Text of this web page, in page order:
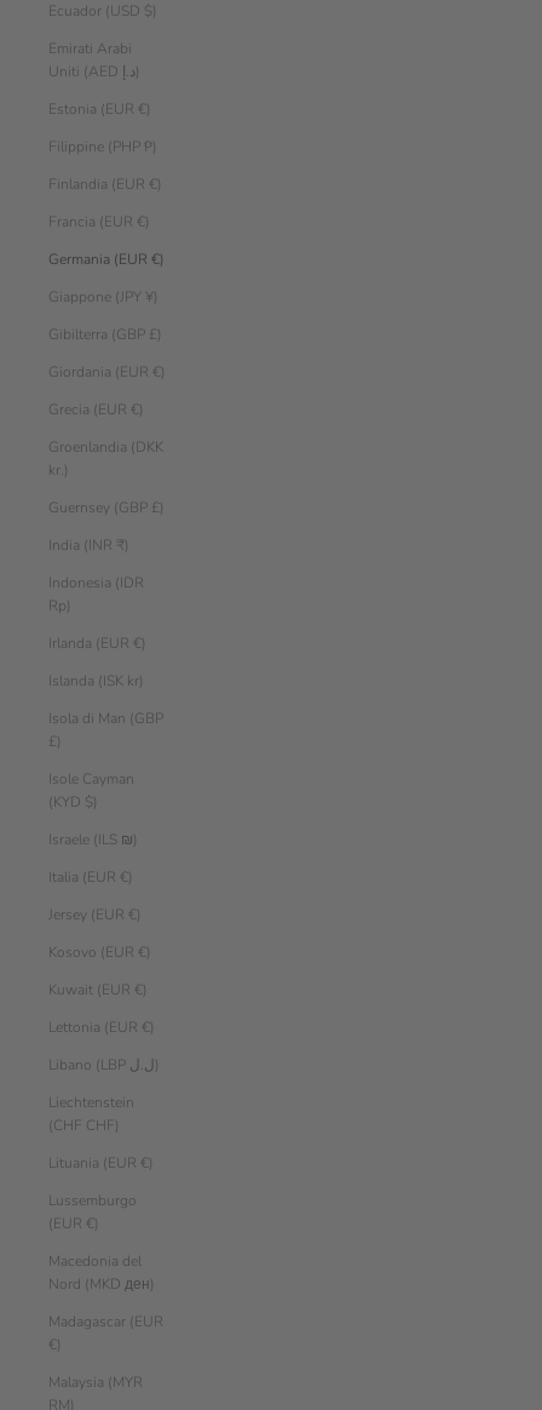
Ecuador (USD $)
Emirati Arabi
Uniti (AED د.إ)
Estonia (EUR €)
Filippine (PHP ₱)
Finlandia (EUR €)
Francia (EUR €)
Germania (EUR €)
Giappone (JPY ¥)
Gibilterra (GBP £)
Giordania (EUR €)
Grecia (EUR €)
Groenlandia (DKK
kr.)
Guernsey (GBP £)
India (INR ₹)
Indonesia (IDR
Rp)
Irlanda (EUR €)
Islanda (ISK kr)
Isola di Man (GBP
£)
Isole Cayman
(KYD $)
Israele (ILS ₪)
Italia (EUR €)
Jersey (EUR €)
Kosovo (EUR €)
Kuwait (EUR €)
Lettonia (EUR €)
Libano (LBP ل.ل)
Liechtenstein
(CHF CHF)
Lituania (EUR €)
Lussemburgo
(EUR €)
Macedonia del
Nord (MKD ден)
Madagascar (EUR
€)
Malaysia (MYR
RM)